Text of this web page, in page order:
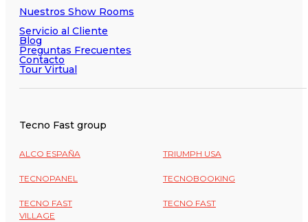
Nuestros Show Rooms
Servicio al Cliente
Blog
Preguntas Frecuentes
Contacto
Tour Virtual
Tecno Fast group
ALCO ESPAÑA TRIUMPH USA
TECNOPANEL TECNOBOOKING
TECNO FAST
VILLAGE
TECNO FAST